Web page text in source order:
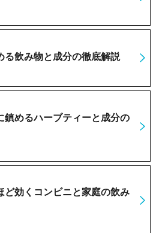
る飲み物と成分の徹底解説
鎮めるハーブティーと成分の
ど効くコンビニと家庭の飲み